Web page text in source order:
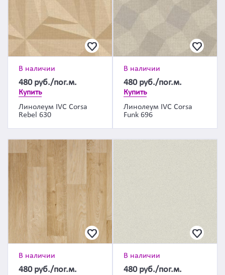
В наличии
480 руб./пог.м.
Купить
Линолеум IVC Corsa
Rebel 630
В наличии
480 руб./пог.м.
Купить
Линолеум IVC Corsa
Funk 696
В наличии
480 руб./пог.м.
В наличии
480 руб./пог.м.